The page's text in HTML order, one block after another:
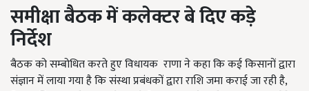
समीक्षा बैठक में कलेक्टर बे दिए कड़े
निर्देश
बैठक को सम्बोधित करते हुए विधायक राणा ने कहा कि कई किसानों द्वारा
संज्ञान में लाया गया है कि संस्था प्रबंधकों द्वारा राशि जमा कराई जा रही है,